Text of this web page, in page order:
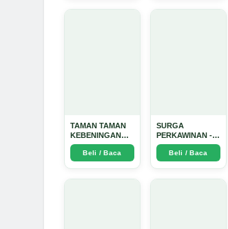
TAMAN TAMAN
KEBENINGAN
HATI - Arda
DinataBeli / Baca
SURGA
PERKAWINAN -
Arda Dinata
Beli / Baca